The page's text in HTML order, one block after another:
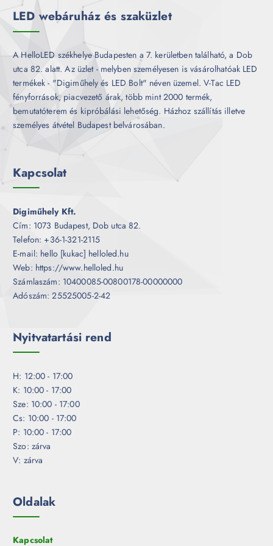
LED webáruház és szaküzlet
A HelloLED székhelye Budapesten a 7. kerületben található, a Dob
utca 82. alatt. Az üzlet - melyben személyesen is vásárolhatóak LED
termékek - "Digiműhely és LED Bolt" néven üzemel. V-Tac LED
fényforrások, piacvezető árak, több mint 2000 termék,
bemutatóterem és kipróbálási lehetőség. Házhoz szállítás illetve
személyes átvétel Budapest belvárosában.
Kapcsolat
Digiműhely Kft.
Cím: 1073 Budapest, Dob utca 82.
Telefon: +36-1-321-2115
E-mail: hello [kukac] helloled.hu
Web: https://www.helloled.hu
Számlaszám: 10400085-00800178-00000000
Adószám: 25525005-2-42
Nyitvatartási rend
H: 12:00 - 17:00
K: 10:00 - 17:00
Sze: 10:00 - 17:00
Cs: 10:00 - 17:00
P: 10:00 - 17:00
Szo: zárva
V: zárva
Oldalak
Kapcsolat